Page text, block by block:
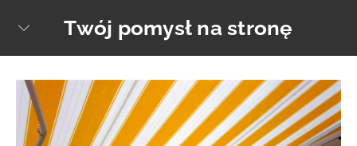
Twój pomysł na stronę